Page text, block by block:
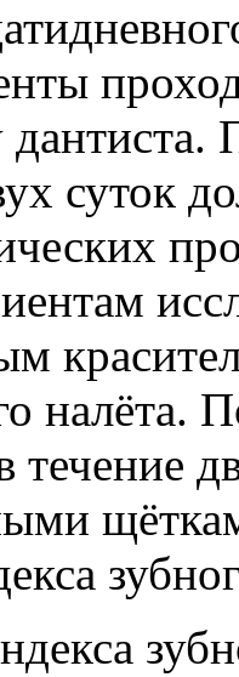
суток
налёта.
течение